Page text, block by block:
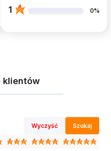
1 0%
klientów
Wyczyść Szukaj